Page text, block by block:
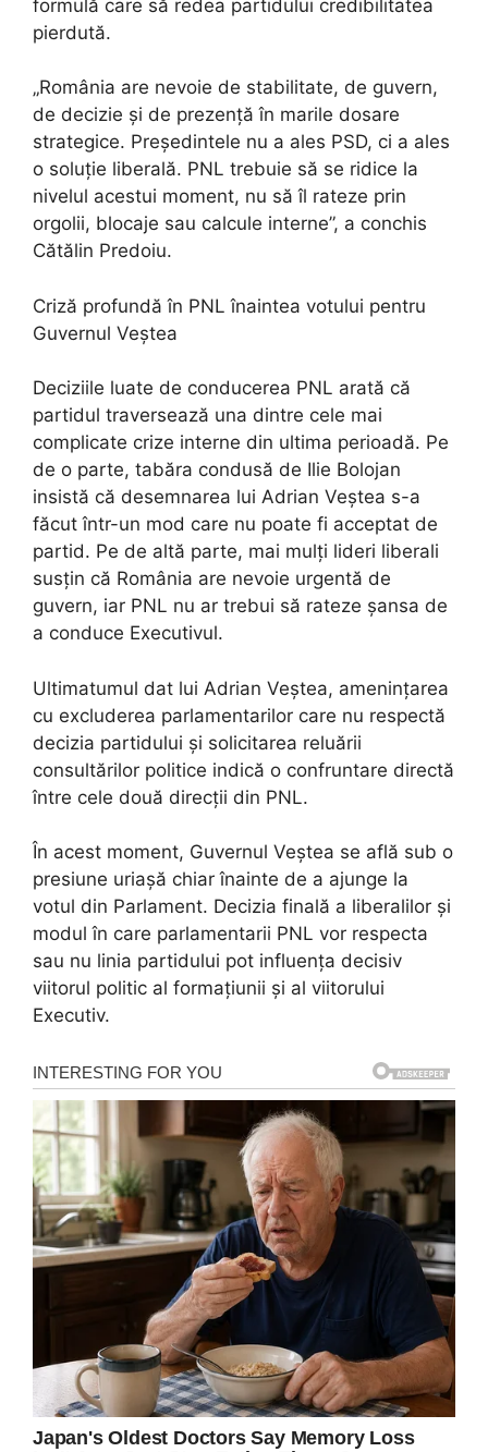
formulă care să redea partidului credibilitatea
pierdută.
„România are nevoie de stabilitate, de guvern,
de decizie și de prezență în marile dosare
strategice. Președintele nu a ales PSD, ci a ales
o soluție liberală. PNL trebuie să se ridice la
nivelul acestui moment, nu să îl rateze prin
orgolii, blocaje sau calcule interne”, a conchis
Cătălin Predoiu.
Criză profundă în PNL înaintea votului pentru
Guvernul Veștea
Deciziile luate de conducerea PNL arată că
partidul traversează una dintre cele mai
complicate crize interne din ultima perioadă. Pe
de o parte, tabăra condusă de Ilie Bolojan
insistă că desemnarea lui Adrian Veștea s-a
făcut într-un mod care nu poate fi acceptat de
partid. Pe de altă parte, mai mulți lideri liberali
susțin că România are nevoie urgentă de
guvern, iar PNL nu ar trebui să rateze șansa de
a conduce Executivul.
Ultimatumul dat lui Adrian Veștea, amenințarea
cu excluderea parlamentarilor care nu respectă
decizia partidului și solicitarea reluării
consultărilor politice indică o confruntare directă
între cele două direcții din PNL.
În acest moment, Guvernul Veștea se află sub o
presiune uriașă chiar înainte de a ajunge la
votul din Parlament. Decizia finală a liberalilor și
modul în care parlamentarii PNL vor respecta
sau nu linia partidului pot influența decisiv
viitorul politic al formațiunii și al viitorului
Executiv.